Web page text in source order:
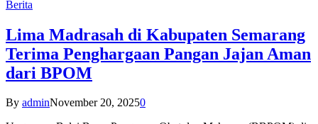
Berita
Lima Madrasah di Kabupaten Semarang
Terima Penghargaan Pangan Jajan Aman
dari BPOM
By adminNovember 20, 20250